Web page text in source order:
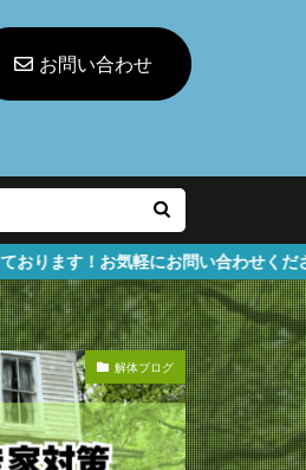
お問い合わせ
にお問い合わせください
解体ブログ